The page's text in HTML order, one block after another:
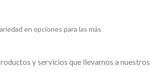
en opciones para las más
y servicios que llevamos a nuestros